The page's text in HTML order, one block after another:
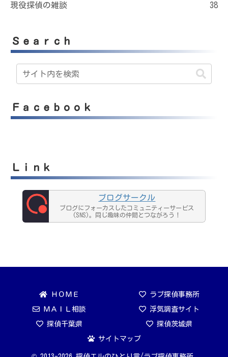
現役探偵の雑談 38
Ｓｅａｒｃｈ
Ｆａｃｅｂｏｏｋ
Ｌｉｎｋ
ブログサークル
ブログにフォーカスしたコミュニティーサービス
(SNS)。同じ趣味の仲間とつながろう！
ＨＯＭＥ ラブ探偵事務所
ＭＡＩＬ相談 浮気調査サイト
探偵千葉県 探偵茨城県
サイトマップ